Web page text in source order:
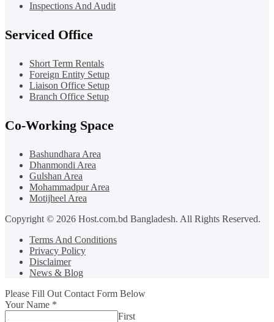
Inspections And Audit
Serviced Office
Short Term Rentals
Foreign Entity Setup
Liaison Office Setup
Branch Office Setup
Co-Working Space
Bashundhara Area
Dhanmondi Area
Gulshan Area
Mohammadpur Area
Motijheel Area
Copyright © 2026 Host.com.bd Bangladesh. All Rights Reserved.
Terms And Conditions
Privacy Policy
Disclaimer
News & Blog
Please Fill Out Contact Form Below
Your Name *
First